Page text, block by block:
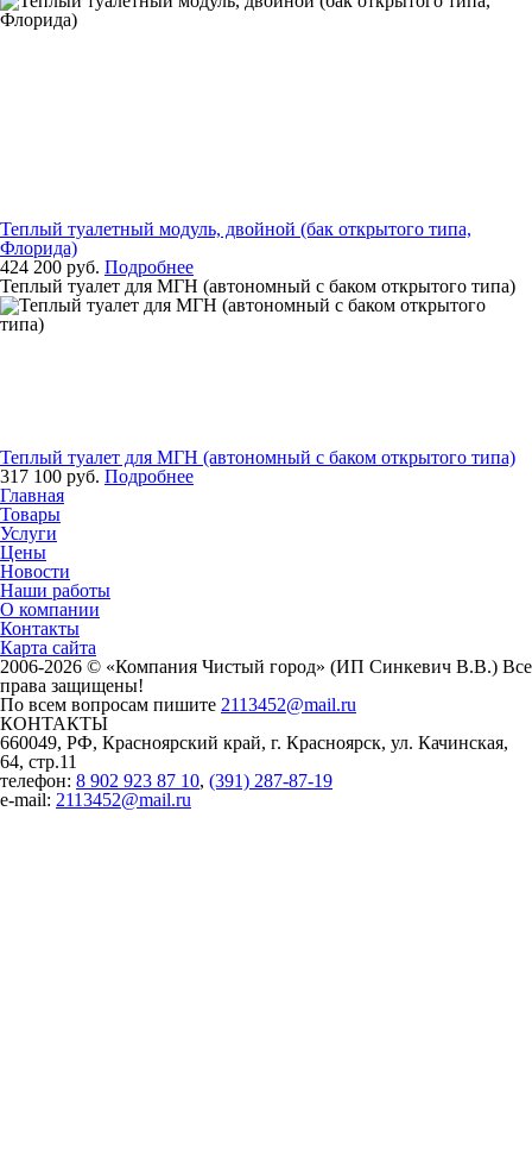
Теплый туалетный модуль, двойной (бак открытого типа,
Флорида)
424 200 руб. Подробнее
Теплый туалет для МГН (автономный с баком открытого типа)
Теплый туалет для МГН (автономный с баком открытого типа)
317 100 руб. Подробнее
Главная
Товары
Услуги
Цены
Новости
Наши работы
О компании
Контакты
Карта сайта
2006-2026 © «Компания Чистый город» (ИП Синкевич В.В.) Все
права защищены!
По всем вопросам пишите 2113452@mail.ru
КОНТАКТЫ
660049, РФ, Красноярский край, г. Красноярск, ул. Качинская,
64, стр.11
телефон: 8 902 923 87 10, (391) 287-87-19
e-mail: 2113452@mail.ru